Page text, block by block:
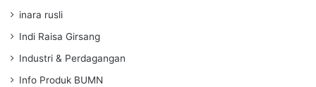
inara rusli
Indi Raisa Girsang
Industri & Perdagangan
Info Produk BUMN